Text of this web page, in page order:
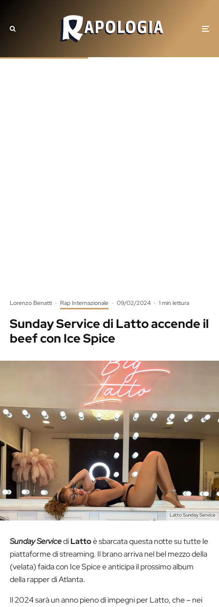
Lorenzo Benatti · Rap Internazionale · 09/02/2024 · 1 min lettura
Sunday Service di Latto accende il
beef con Ice Spice
Latto Sunday Service
Sunday ServicediLattoè sbarcata questa notte su tutte le
piattaforme di streaming. Il brano arriva nel bel mezzo della
(velata) faida con Ice Spice e anticipa il prossimo album
della rapper di Atlanta.
Il 2024 sarà un anno pieno di impegni per Latto, che – nei